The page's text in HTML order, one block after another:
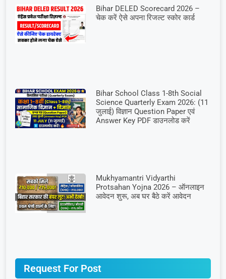
Bihar DELED Scorecard 2026 –
चेक करें ऐसे अपना रिजल्ट स्कोर कार्ड
Bihar School Class 1-8th Social
Science Quarterly Exam 2026: (11
जुलाई) विज्ञान Question Paper एवं
Answer Key PDF डाउनलोड करें
Mukhyamantri Vidyarthi
Protsahan Yojna 2026 – ऑनलाइन
आवेदन शुरू, अब घर बैठे करें आवेदन
Request For Post